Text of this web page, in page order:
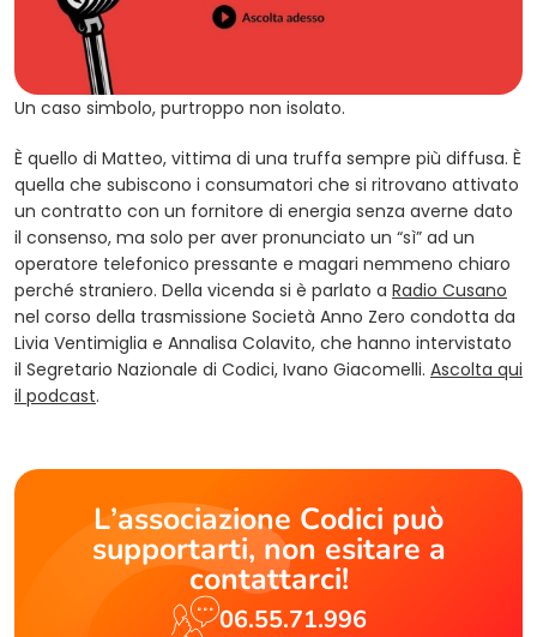
Un caso simbolo, purtroppo non isolato.
È quello di Matteo, vittima di una truffa sempre più diffusa. È
quella che subiscono i consumatori che si ritrovano attivato
un contratto con un fornitore di energia senza averne dato
il consenso, ma solo per aver pronunciato un “sì” ad un
operatore telefonico pressante e magari nemmeno chiaro
perché straniero. Della vicenda si è parlato a Radio Cusano
nel corso della trasmissione Società Anno Zero condotta da
Livia Ventimiglia e Annalisa Colavito, che hanno intervistato
il Segretario Nazionale di Codici, Ivano Giacomelli. Ascolta qui
il podcast(opens in a new tab)
.
L’associazione Codici può
supportarti, non esitare a
contattarci!
06.55.71.996